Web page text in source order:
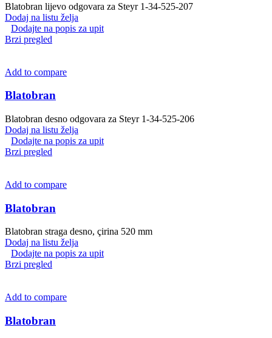
Blatobran lijevo odgovara za Steyr 1-34-525-207
Dodaj na listu želja
Dodajte na popis za upit
Brzi pregled
Add to compare
Blatobran
Blatobran desno odgovara za Steyr 1-34-525-206
Dodaj na listu želja
Dodajte na popis za upit
Brzi pregled
Add to compare
Blatobran
Blatobran straga desno, çirina 520 mm
Dodaj na listu želja
Dodajte na popis za upit
Brzi pregled
Add to compare
Blatobran